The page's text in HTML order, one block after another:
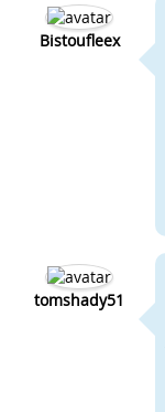
Bistoufleex
tomshady51